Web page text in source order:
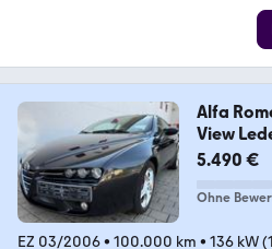
Alfa
View
5.490 €
Ohne
EZ 03/2006• 100.000 km • 136 kW